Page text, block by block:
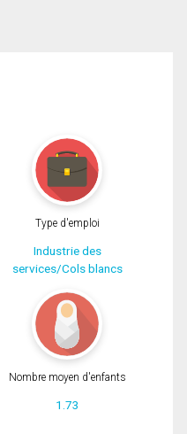
Type d'emploi
Industrie des
services/Cols blancs
Nombre moyen d'enfants
1.73